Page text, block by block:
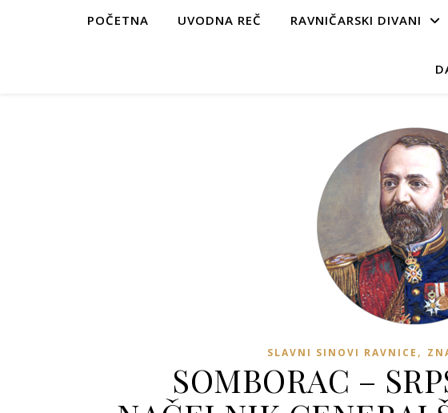
POČETNA UVODNA REČ RAVNIČARSKI DIVANI
SLAVNI SINOVI RAVNICE ,
SOMBORAC –